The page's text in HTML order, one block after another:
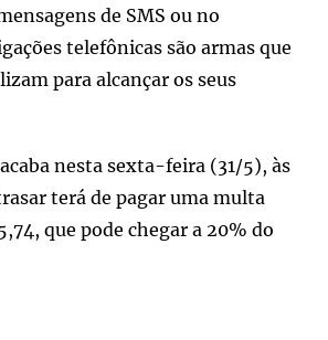
de SMS ou no
telefônicas são armas que
para alcançar os seus
nesta sexta-feira (31/5), às
terá de pagar uma multa
que pode chegar a 20% do